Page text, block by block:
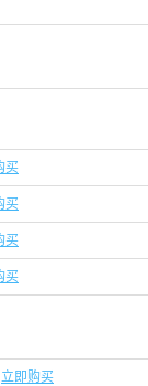
买
买
买
买
立即购买